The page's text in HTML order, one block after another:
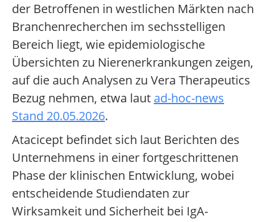
der Betroffenen in westlichen Märkten nach
Branchenrecherchen im sechsstelligen
Bereich liegt, wie epidemiologische
Übersichten zu Nierenerkrankungen zeigen,
auf die auch Analysen zu Vera Therapeutics
Bezug nehmen, etwa laut ad-hoc-news
Stand 20.05.2026.
Atacicept befindet sich laut Berichten des
Unternehmens in einer fortgeschrittenen
Phase der klinischen Entwicklung, wobei
entscheidende Studiendaten zur
Wirksamkeit und Sicherheit bei IgA-